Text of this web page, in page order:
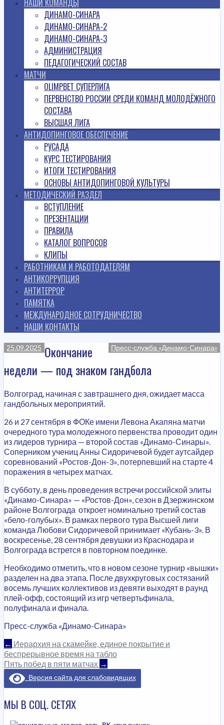
ДИНАМО-СИНАРА
ДИНАМО-СИНАРА-2
ДИНАМО-СИНАРА-3
АДМИНИСТРАЦИЯ
ПЕДАГОГИЧЕСКИЙ СОСТАВ
МАТЧИ
OLIMPBET СУПЕРЛИГА
ПЕРВЕНСТВО РОССИИ СРЕДИ КОМАНД МОЛОДЁЖНОГО
СОСТАВА
ВЫСШАЯ ЛИГА
АНТИДОПИНГОВОЕ ОБЕСПЕЧЕНИЕ
РУСАДА
КУРС ТЕСТИРОВАНИЯ
ИТОГИ ТЕСТИРОВАНИЯ
ОСНОВЫ АНТИДОПИНГОВОЙ КУЛЬТУРЫ
МЕТОДИЧЕСКИЙ РАЗДЕЛ
ВСТУПЛЕНИЕ
ПРЕЗЕНТАЦИИ
ПРАВИЛА
КАТАЛОГ ВОПРОСОВ
КЛИПЫ
РАБОТНИКАМ И РАБОТОДАТЕЛЯМ
АНТИКОРРУПЦИЯ
АНТИТЕРРОР
ПАМЯТКА
МЕЖДУНАРОДНОЕ СОТРУДНИЧЕСТВО
НАШИ КОНТАКТЫ
Пресс-служба «Динамо-Синара»
25.09.2025 Окончание
недели — под знаком гандбола
Волгоград, начиная с завтрашнего дня, ожидает масса
гандбольных мероприятий.
26 и 27 сентября в ФОКе имени Левона Акапяна матчи
очередного тура молодежного первенства проводит один
из лидеров турнира — второй состав «Динамо-Синары».
Соперником учениц Анны Сидоричевой будет аутсайдер
соревнований «Ростов-Дон-3», потерпевший на старте 4
поражения в четырех матчах.
В субботу, в день проведения встречи российской элиты
«Динамо-Синара» — «Ростов-Дон», сезон в Дзержинском
районе Волгограда откроет номинально третий состав
«бело-голубых». В рамках первого тура Высшей лиги
команда Любови Сидоричевой принимает «Кубань-3». В
воскресенье, 28 сентября девушки из Краснодара и
Волгограда встрется в повторном поединке.
Необходимо отметить, что в новом сезоне турнир «вышки»
разделен на два этапа. После двухкруговых состязаний
восемь лучших коллективов из девяти выходят в раунд
плей-офф, состоящий из игр четвертьфинала,
полуфинала и финала.
Пресс-служба «Динамо-Синара»
НАВИГАЦИЯ
ПО
ЗАПИСЯМ
← Иерархия на скамейке, единое покрытие и
беспрерывное время на табло
Пять побед в пяти матчах →
Версия сайта для слабовидящих
МЫ В СОЦ. СЕТЯХ